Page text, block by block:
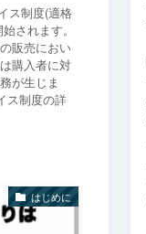
ス制度(適格
されます。
販売におい
購入者に対
が生じま
ス制度の詳
はじめに